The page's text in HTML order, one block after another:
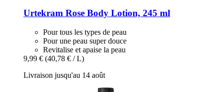
Urtekram Rose Body Lotion, 245 ml
Pour tous les types de peau
Pour une peau super douce
Revitalise et apaise la peau
9,99 € (40,78 € / L)
Livraison jusqu'au 14 août